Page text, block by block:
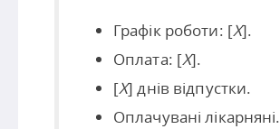
Графік роботи: [X].
Оплата: [X].
[X] днів відпустки.
Оплачувані лікарняні.